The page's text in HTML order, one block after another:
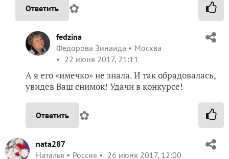
Ответить ✿
fedzina
Федорова Зинаида
Москва
22 июня 2017, 21:11
А я его «имечко» не знала. И так обрадовалась,
увидев Ваш снимок! Удачи в конкурсе!
Ответить ✿
nata287
Наталья
Россия 26 июня 2017, 12:00